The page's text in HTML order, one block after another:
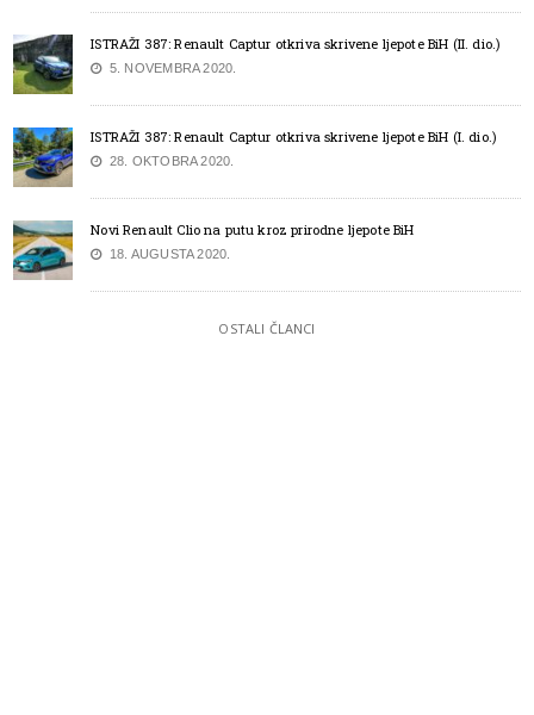
ISTRAŽI 387: Renault Captur otkriva skrivene ljepote BiH (II. dio.)
5. NOVEMBRA 2020.
ISTRAŽI 387: Renault Captur otkriva skrivene ljepote BiH (I. dio.)
28. OKTOBRA 2020.
Novi Renault Clio na putu kroz prirodne ljepote BiH
18. AUGUSTA 2020.
OSTALI ČLANCI